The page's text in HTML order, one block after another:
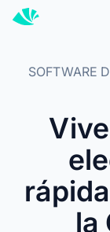
Inicio
Soy Contador
Soluciones
MÁS
Facturación
SOFTWARE
la